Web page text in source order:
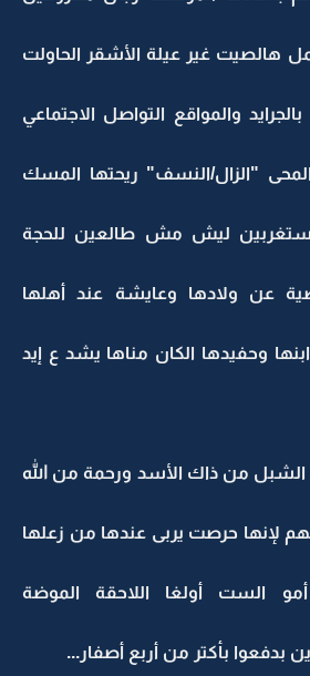
هالصيت غير عيلة الأشقر الحاولت
والمواقع التواصل الاجتماعي
"الزال/النسف" ريحتها المسك
مستغربين ليش مش طالعين للحجة
عن ولادها وعايشة عند أهلها
وحفيدها الكان مناها يشد ع إيد
الشبل من ذاك الأسد ورحمة من الله
لإنها حرصت يربى عندها من زعلها
الست أولغا اللاحقة الموضة
بدفعوا بأكتر من أربع أصفار...